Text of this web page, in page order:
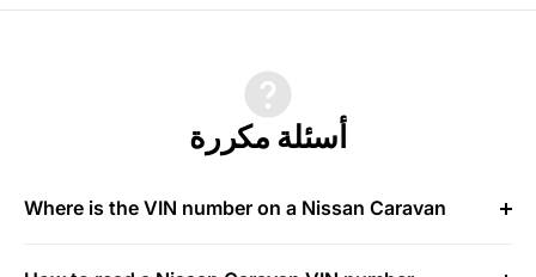
أسئلة مكررة
Where is the VIN number on a Nissan Caravan